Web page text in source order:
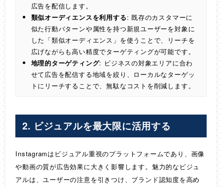
広告を配信します。
類似オーディエンスを利用する: 既存のカスタマーに
似た行動パターンや属性を持つ新規ユーザーを対象に
した「類似オーディエンス」を使うことで、リーチを
広げながらも高い精度でターゲティングが可能です。
地理的ターゲティング: ビジネスの対象エリアに合わ
せて広告を配信する地域を絞り、ローカルなターゲッ
トにリーチすることで、無駄なコストを削減します。
2. ビジュアルを最大限に活用する
Instagramはビジュアル重視のプラットフォームであり、画像
や動画の質が広告効果に大きく影響します。魅力的なビジュ
アルは、ユーザーの注意を引きつけ、ブランド認知度を高め